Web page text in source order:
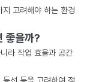
지 고려해야 하는 환경
좋을까?
라 작업 효율과 공간